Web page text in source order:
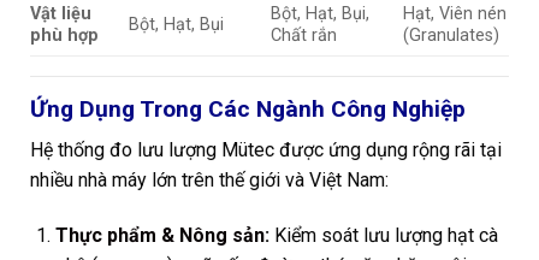
Vật liệu
phù hợp
Bột, Hạt, Bụi
Bột, Hạt, Bụi,
Chất rắn
Hạt, Viên nén
(Granulates)
Ứng Dụng Trong Các Ngành Công Nghiệp
Hệ thống đo lưu lượng Mütec được ứng dụng rộng rãi tại
nhiều nhà máy lớn trên thế giới và Việt Nam:
Thực phẩm & Nông sản:Kiểm soát lưu lượng hạt cà